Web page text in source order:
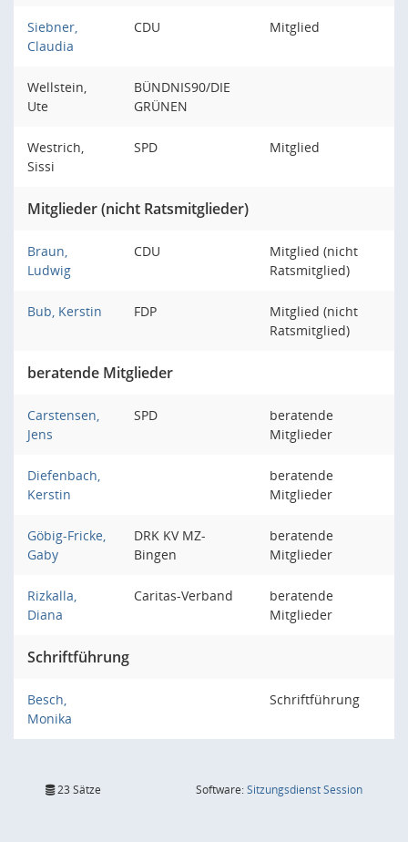
Siebner,
Claudia
CDU Mitglied
Wellstein,
Ute
BÜNDNIS90/DIE
GRÜNEN
Westrich,
Sissi
SPD Mitglied
Mitglieder (nicht Ratsmitglieder)
Braun,
Ludwig
CDU
Mitglied (nicht
Ratsmitglied)
Bub, Kerstin FDP
Mitglied (nicht
Ratsmitglied)
beratende Mitglieder
Carstensen,
Jens
SPD
beratende
Mitglieder
Diefenbach,
Kerstin
beratende
Mitglieder
Göbig-Fricke,
Gaby
DRK KV MZ-
Bingen
beratende
Mitglieder
Rizkalla,
Diana
Caritas-Verband
beratende
Mitglieder
Schriftführung
Besch,
Monika
Schriftführung
23 Sätze Software:SitzungsdienstSession(Wird in